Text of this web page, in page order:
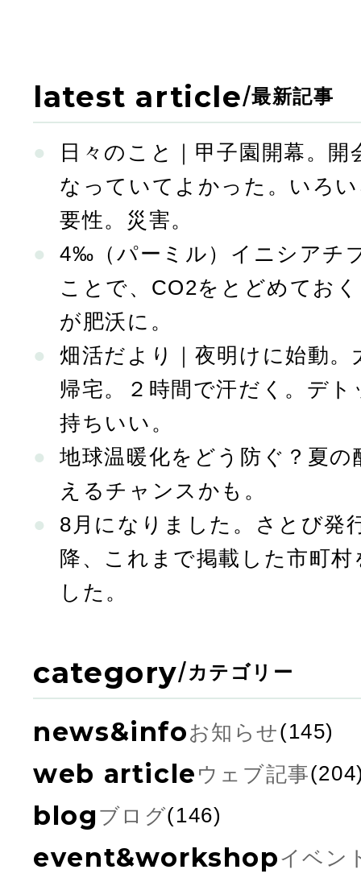
latest article/最新記事
日々のこと｜甲子園開幕。
なっていてよかった。いろ
要性。災害。
4‰（パーミル）イニシアチ
ことで、CO2をとどめてお
が肥沃に。
畑活だより｜夜明けに始動
帰宅。２時間で汗だく。デ
持ちいい。
地球温暖化をどう防ぐ？夏
えるチャンスかも。
8月になりました。さとび発
降、これまで掲載した市町
した。
category/カテゴリー
news&infoお知らせ(145)
web article ウェブ記事
blog ブログ(146)
event&workshopイベン